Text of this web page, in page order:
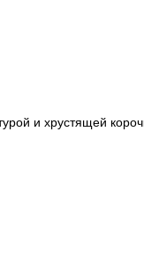
и хрустящей